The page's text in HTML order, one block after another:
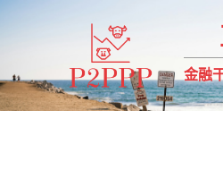
金融